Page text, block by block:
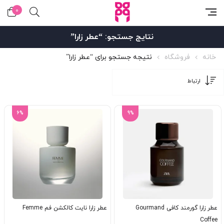
0
نتایج جستجو: “عطر زارا”
خانه فروشگاه نتیجه جستجو برای “عطر زارا”
9%
عطر زارا گورمند کافی Gourmand
Coffee
6%
عطر زارا نایت کالکشن فم Femme